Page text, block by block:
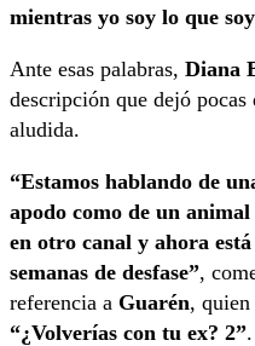
mientras yo soy lo que
Ante esas palabras, Diana
descripción que dejó
aludida.
“Estamos hablando de
apodo como de un
en otro canal y ahora
semanas de desfase”,
referencia a Guarén, quien
“¿Volverías con tu ex? 2”.